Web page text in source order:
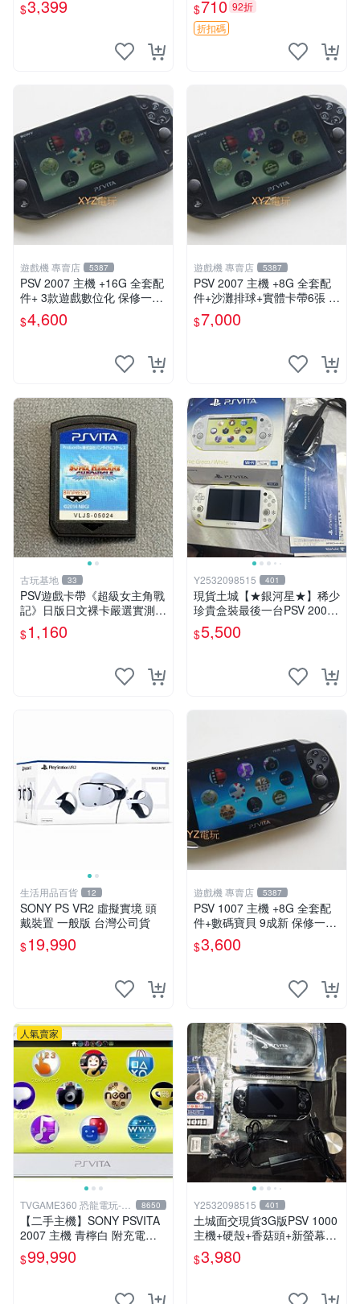
$3,399
帶 PSV 射擊 游戲
$710 92折
折扣碼
遊戲機 專賣店 5387
PSV 2007 主機 +16G 全套配
件+ 3款遊戲數位化 保修一年
品質有保障
$4,600
遊戲機 專賣店 5387
PSV 2007 主機 +8G 全套配
件+沙灘排球+實體卡帶6張 保
修一年 品質有保障
$7,000
古玩基地 33
PSV遊戲卡帶《超級女主角戰
記》日版日文裸卡嚴選實測正
常索尼專用 超級女主角戰記
PSV 日版 裸卡
$1,160
Y2532098515 401
現貨土城【★銀河星★】稀少
珍貴盒裝最後一台PSV 2000
主機.PSV2000 品質保證日版
可轉換中文
$5,500
生活用品百貨 12
SONY PS VR2 虛擬實境 頭
戴裝置 一般版 台灣公司貨
$19,990
遊戲機 專賣店 5387
PSV 1007 主機 +8G 全套配
件+數碼寶貝 9成新 保修一年
品質有保障 psvita
$3,600
人氣賣家
TVGAME360 恐龍電玩-台
中店
8650
【二手主機】SONY PSVITA
2007 主機 青檸白 附充電器
USB傳輸線 PS VITA PSV 台
中恐龍電玩
$99,990
Y2532098515 401
土城面交現貨3G版PSV 1000
主機+硬殼+香菇頭+新螢幕玻
璃貼+初音掛繩+可改機版本8
成新 一年保修如照片所有的
$3,980